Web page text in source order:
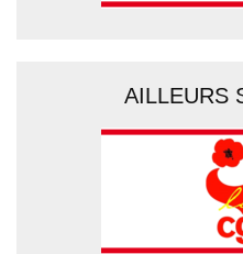
AILLEURS